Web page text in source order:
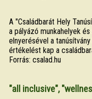
A "Családbarát Hely
a pályázó munkahelyek
elnyerésével a
értékelést kap a
Forrás: csalad.hu
"all inclusive",